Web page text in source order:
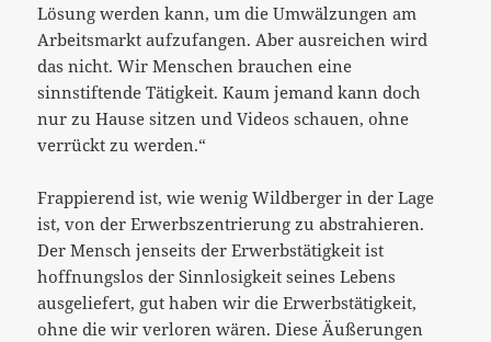
Lösung werden kann, um die Umwälzungen am
Arbeitsmarkt aufzufangen. Aber ausreichen wird
das nicht. Wir Menschen brauchen eine
sinnstiftende Tätigkeit. Kaum jemand kann doch
nur zu Hause sitzen und Videos schauen, ohne
verrückt zu werden.“
Frappierend ist, wie wenig Wildberger in der Lage
ist, von der Erwerbszentrierung zu abstrahieren.
Der Mensch jenseits der Erwerbstätigkeit ist
hoffnungslos der Sinnlosigkeit seines Lebens
ausgeliefert, gut haben wir die Erwerbstätigkeit,
ohne die wir verloren wären. Diese Äußerungen